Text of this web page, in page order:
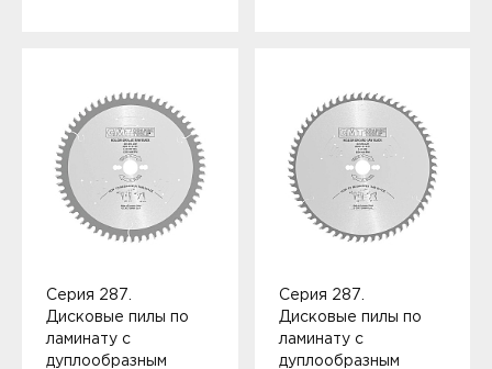
Серия 287.
Дисковые пилы по
ламинату с
дуплообразным
Серия 287.
Дисковые пилы по
ламинату с
дуплообразным